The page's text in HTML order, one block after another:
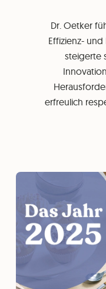
Dr. Oetker
Effizienz-
steigerte
erfreulich